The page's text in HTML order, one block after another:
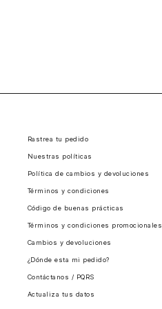
Rastrea tu pedido
Nuestras políticas
Política de cambios y devoluciones
Términos y condiciones
Código de buenas prácticas
Términos y condiciones promocionales
Cambios y devoluciones
¿Dónde esta mi pedido?
Contáctanos / PQRS
Actualiza tus datos